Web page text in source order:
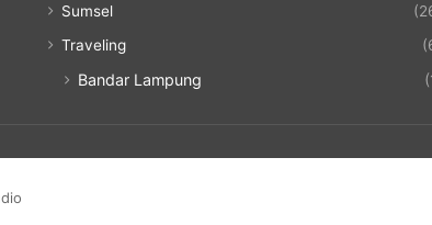
Sumsel
Traveling
Bandar Lampung